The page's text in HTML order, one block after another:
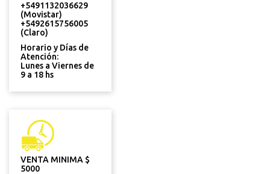
+5491132036629
(Movistar)
+5492615756005
(Claro)
Horario y Días de
Atención:
Lunes a Viernes de
9 a 18 hs
VENTA MINIMA $
5000